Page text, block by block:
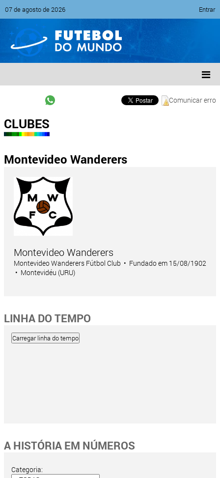
07 de agosto de 2026 Entrar
Comunicar erro
CLUBES
Montevideo Wanderers
Montevideo Wanderers
Montevideo Wanderers Fútbol Club • Fundado em 15/08/1902
• Montevidéu (URU)
LINHA DO TEMPO
A HISTÓRIA EM NÚMEROS
Categoria: